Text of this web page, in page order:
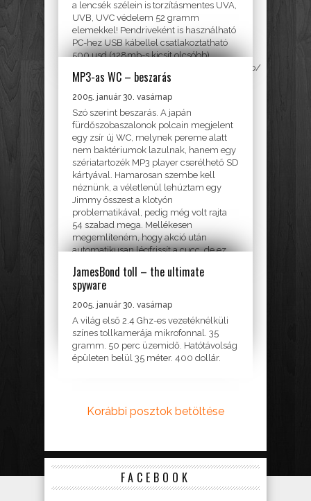
a lencsék szélein is torzításmentes UVA,
UVB, UVC védelem 52 gramm
elemekkel! Pendriveként is használható
PC-hez USB kábellel csatlakoztatható
500 usd (128mb-s kicsit olcsóbb)
http://oakley.com/catalog/eyewear/thump/
HÁZTARTÁS
MP3-as WC – beszarás
2005. január 30. vasárnap
Szó szerint beszarás. A japán
fürdőszobaszalonok polcain megjelent
egy zsír új WC, melynek pereme alatt
nem baktériumok lazulnak, hanem egy
szériatartozék MP3 player cserélhető SD
kártyával. Hamarosan szembe kell
néznünk, a véletlenül lehúztam egy
Jimmy összest a klotyón
problematikával, pedig még volt rajta
54 szabad mega. Mellékesen
megemlíteném, hogy akció után
automatikusan légfrissít a cucc, de ez
JamesBond toll – the ultimate
spyware
2005. január 30. vasárnap
A világ első 2.4 Ghz-es vezetéknélküli
színes tollkamerája mikrofonnal. 35
gramm. 50 perc üzemidő. Hatótávolság
épületen belül 35 méter. 400 dollár.
Korábbi posztok betöltése
FACEBOOK